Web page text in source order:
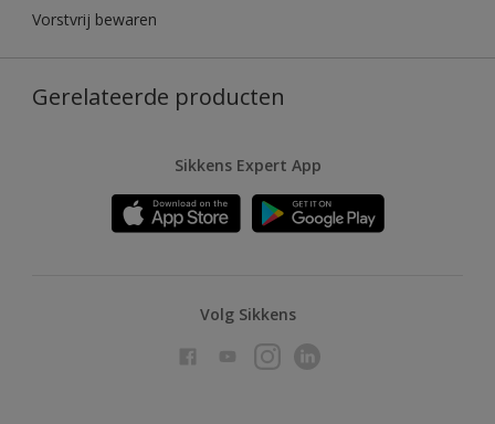
Vorstvrij bewaren
Gerelateerde producten
Sikkens Expert App
Volg Sikkens